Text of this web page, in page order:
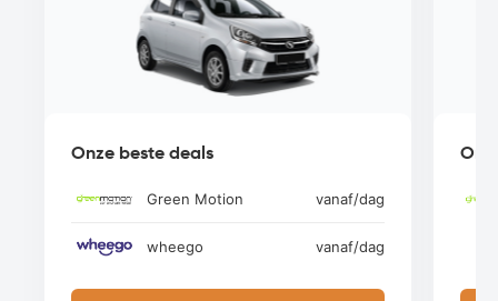
Onze beste deals
Green Motion vanaf/dag
wheego vanaf/dag